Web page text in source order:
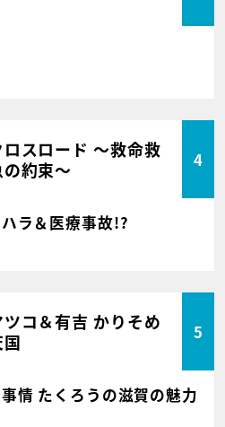
ロスロード ～救命救
の約束～
4
ラ＆医療事故!?
ツコ＆有吉 かりそめ
5
情 たくろうの滋賀の魅力